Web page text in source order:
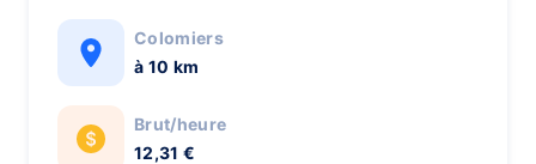
Colomiers
à 10 km
Brut/heure
12,31 €